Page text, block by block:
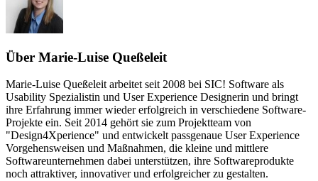
Über Marie-Luise Queßeleit
Marie-Luise Queßeleit arbeitet seit 2008 bei SIC! Software als
Usability Spezialistin und User Experience Designerin und bringt
ihre Erfahrung immer wieder erfolgreich in verschiedene Software-
Projekte ein. Seit 2014 gehört sie zum Projektteam von
"Design4Xperience" und entwickelt passgenaue User Experience
Vorgehensweisen und Maßnahmen, die kleine und mittlere
Softwareunternehmen dabei unterstützen, ihre Softwareprodukte
noch attraktiver, innovativer und erfolgreicher zu gestalten.